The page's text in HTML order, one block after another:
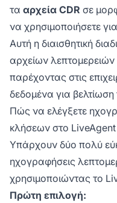
τα αρχεία CDR σε
να χρησιμοποιήσετε
Αυτή η διαισθητική
αρχείων
παρέχοντας στις
δεδομένα για
Πώς να ελέγξετε
κλήσεων στο LiveAgent
Υπάρχουν δύο πολύ
ηχογραφήσεις
χρησιμοποιώντας το
Πρώτη επιλογή: